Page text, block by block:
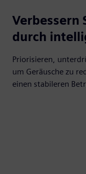
Verbessern
durch
Priorisieren,
um Geräusche zu
einen stabileren